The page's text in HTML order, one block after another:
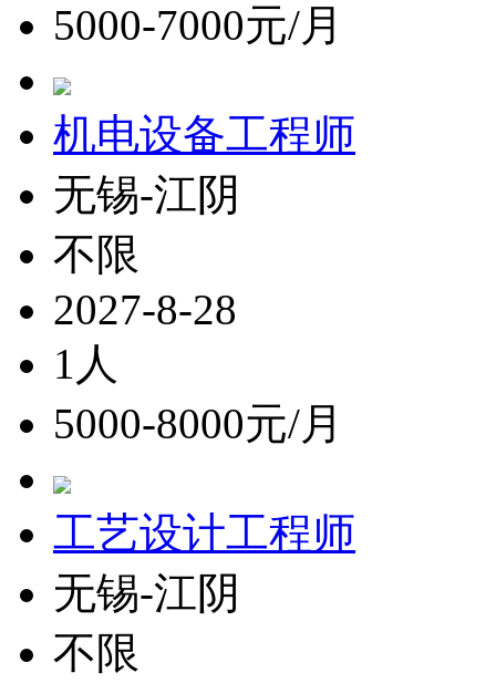
5000-7000元/月
机电设备工程师
无锡-江阴
不限
2027-8-28
1人
5000-8000元/月
工艺设计工程师
无锡-江阴
不限